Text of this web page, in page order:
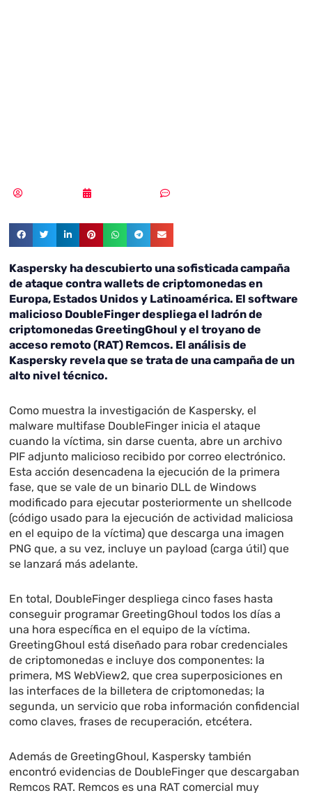
Kaspersky ha descubierto una sofisticada campaña
de ataque contra wallets de criptomonedas en
Europa, Estados Unidos y Latinoamérica. El software
malicioso DoubleFinger despliega el ladrón de
criptomonedas GreetingGhoul y el troyano de
acceso remoto (RAT) Remcos. El análisis de
Kaspersky revela que se trata de una campaña de un
alto nivel técnico.
Como muestra la investigación de Kaspersky, el
malware multifase DoubleFinger inicia el ataque
cuando la víctima, sin darse cuenta, abre un archivo
PIF adjunto malicioso recibido por correo electrónico.
Esta acción desencadena la ejecución de la primera
fase, que se vale de un binario DLL de Windows
modificado para ejecutar posteriormente un shellcode
(código usado para la ejecución de actividad maliciosa
en el equipo de la víctima) que descarga una imagen
PNG que, a su vez, incluye un payload (carga útil) que
se lanzará más adelante.
En total, DoubleFinger despliega cinco fases hasta
conseguir programar GreetingGhoul todos los días a
una hora específica en el equipo de la víctima.
GreetingGhoul está diseñado para robar credenciales
de criptomonedas e incluye dos componentes: la
primera, MS WebView2, que crea superposiciones en
las interfaces de la billetera de criptomonedas; la
segunda, un servicio que roba información confidencial
como claves, frases de recuperación, etcétera.
Además de GreetingGhoul, Kaspersky también
encontró evidencias de DoubleFinger que descargaban
Remcos RAT. Remcos es una RAT comercial muy